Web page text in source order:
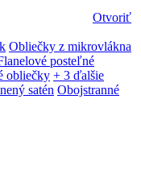
Otvoriť
Obliečky z mikrovlákna
posteľné
obliečky + 3 ďalšie
satén Obojstranné